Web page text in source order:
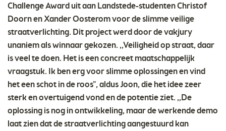
Challenge Award uit aan Landstede-studenten Christof
Doorn en Xander Oosterom voor de slimme veilige
straatverlichting. Dit project werd door de vakjury
unaniem als winnaar gekozen. ,,Veiligheid op straat, daar
is veel te doen. Het is een concreet maatschappelijk
vraagstuk. Ik ben erg voor slimme oplossingen en vind
het een schot in de roos”, aldus Joon, die het idee zeer
sterk en overtuigend vond en de potentie ziet. ,,De
oplossing is nog in ontwikkeling, maar de werkende demo
laat zien dat de straatverlichting aangestuurd kan